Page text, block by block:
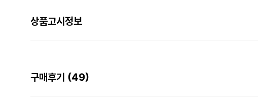
상품고시정보
구매후기 (49)